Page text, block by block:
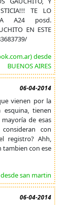
TE LO
A24 posd.
EN ESTE
desde
BUENOS AIRES
06-04-2014
vienen por la
tienen
de esas
con
registro? Ahh,
tambien con ese
san martin
06-04-2014